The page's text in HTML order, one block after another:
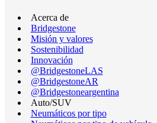
Acerca de
Bridgestone
Misión y valores
Sostenibilidad
Innovación
@BridgestoneLAS
@BridgestoneAR
@Bridgestoneargentina
Auto/SUV
Neumáticos por tipo